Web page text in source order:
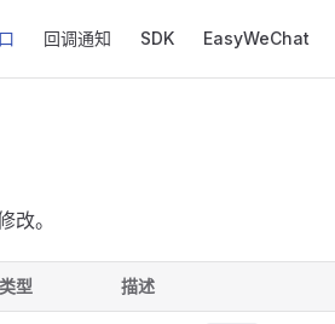
回调通知 SDK EasyWeChat
。
类型 描述